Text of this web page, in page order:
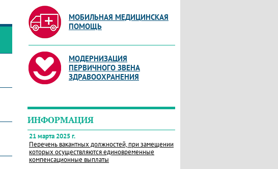
МОБИЛЬНАЯ МЕДИЦИНСКАЯ
ПОМОЩЬ
МОДЕРНИЗАЦИЯ
ПЕРВИЧНОГО ЗВЕНА
ЗДРАВООХРАНЕНИЯ
ИНФОРМАЦИЯ
21 марта 2025 г.
Перечень вакантных должностей, при замещении
которых осуществляются единовременные
компенсационные выплаты